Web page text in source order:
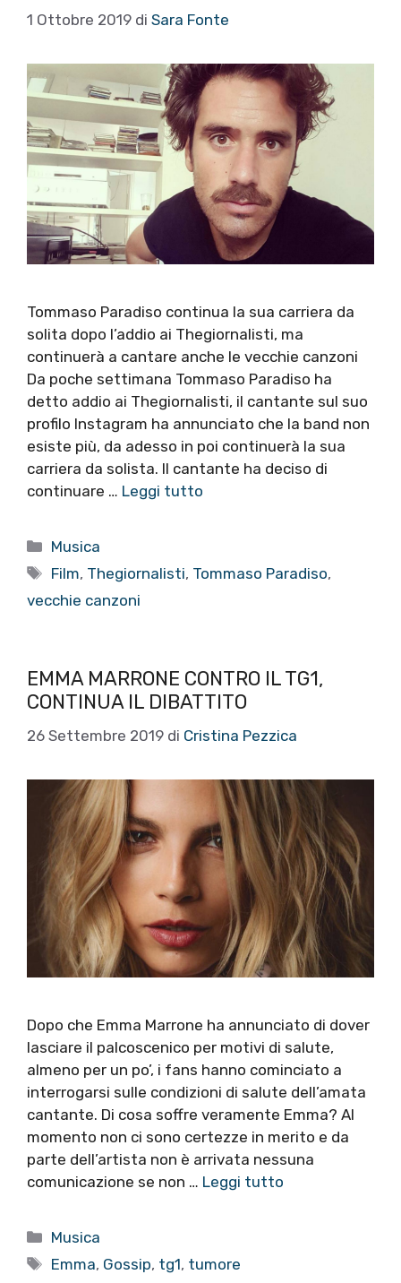
1 Ottobre 2019 di Sara Fonte
Tommaso Paradiso continua la sua carriera da
solita dopo l’addio ai Thegiornalisti, ma
continuerà a cantare anche le vecchie canzoni
Da poche settimana Tommaso Paradiso ha
detto addio ai Thegiornalisti, il cantante sul suo
profilo Instagram ha annunciato che la band non
esiste più, da adesso in poi continuerà la sua
carriera da solista. Il cantante ha deciso di
continuare … Leggi tutto
Categorie
Musica
Tag
Film, Thegiornalisti, Tommaso Paradiso,
vecchie canzoni
EMMA MARRONE CONTRO IL TG1,
CONTINUA IL DIBATTITO
26 Settembre 2019 di Cristina Pezzica
Dopo che Emma Marrone ha annunciato di dover
lasciare il palcoscenico per motivi di salute,
almeno per un po’, i fans hanno cominciato a
interrogarsi sulle condizioni di salute dell’amata
cantante. Di cosa soffre veramente Emma? Al
momento non ci sono certezze in merito e da
parte dell’artista non è arrivata nessuna
comunicazione se non … Leggi tutto
Categorie
Musica
Tag
Emma, Gossip, tg1, tumore